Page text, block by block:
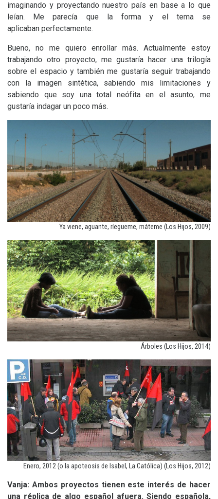
imaginando y proyectando nuestro país en base a lo que
leían. Me parecía que la forma y el tema se
aplicaban perfectamente.
Bueno, no me quiero enrollar más. Actualmente estoy
trabajando otro proyecto, me gustaría hacer una trilogía
sobre el espacio y también me gustaría seguir trabajando
con la imagen sintética, sabiendo mis limitaciones y
sabiendo que soy una total neófita en el asunto, me
gustaría indagar un poco más.
Ya viene, aguante, ríegueme, máteme (Los Hijos, 2009)
Árboles (Los Hijos, 2014)
Enero, 2012 (o la apoteosis de Isabel, La Católica) (Los Hijos, 2012)
Vanja: Ambos proyectos tienen este interés de hacer
una réplica de algo español afuera. Siendo española,